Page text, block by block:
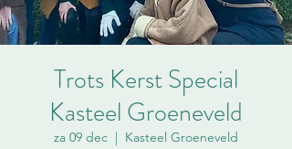
Trots Kerst Special
Kasteel Groeneveld
za 09 dec
  |
Kasteel Groeneveld